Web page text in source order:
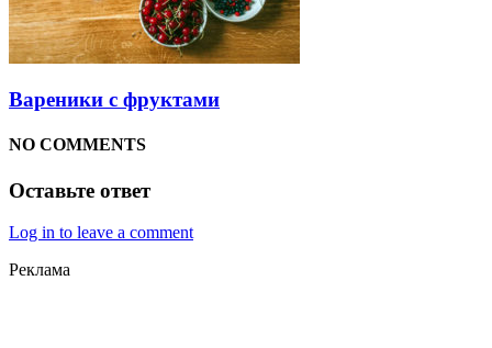
Вареники с фруктами
NO COMMENTS
Оставьте ответ
Log in to leave a comment
Реклама